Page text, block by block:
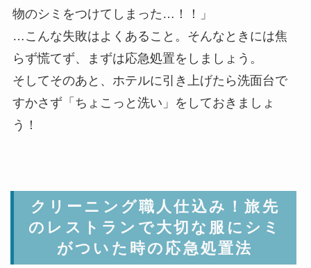
物のシミをつけてしまった…！！」
…こんな失敗はよくあること。そんなときには焦
らず慌てず、まずは応急処置をしましょう。
そしてそのあと、ホテルに引き上げたら洗面台で
すかさず「ちょこっと洗い」をしておきましょ
う！
クリーニング職人仕込み！旅先
のレストランで大切な服にシミ
がついた時の応急処置法